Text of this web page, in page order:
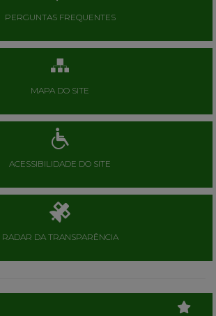
PERGUNTAS FREQUENTES
MAPA DO SITE
ACESSIBILIDADE DO SITE
RADAR DA TRANSPARÊNCIA